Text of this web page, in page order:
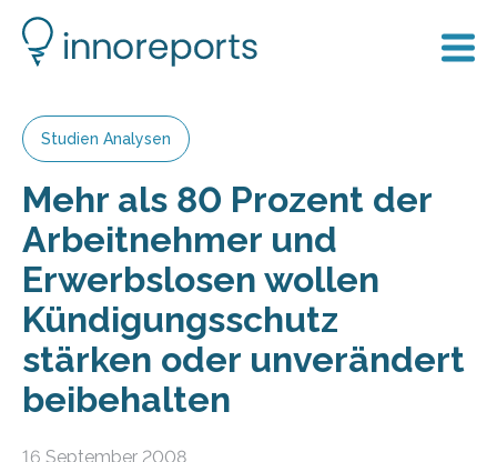
Studien Analysen
Mehr als 80 Prozent der
Arbeitnehmer und
Erwerbslosen wollen
Kündigungsschutz
stärken oder unverändert
beibehalten
16 September 2008